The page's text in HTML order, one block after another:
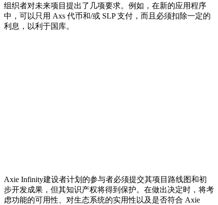
组织者对未来项目提出了几项要求。例如，在新的应用程序
中，可以只用 Axs 代币和/或 SLP 支付，而且必须扣除一定的
利息，以利于国库。
Axie Infinity建设者计划的参与者必须提交其项目路线图和初
步开发成果，但其知识产权将得到保护。在做出决定时，将考
虑功能的可用性、对生态系统的实用性以及是否符合 Axie